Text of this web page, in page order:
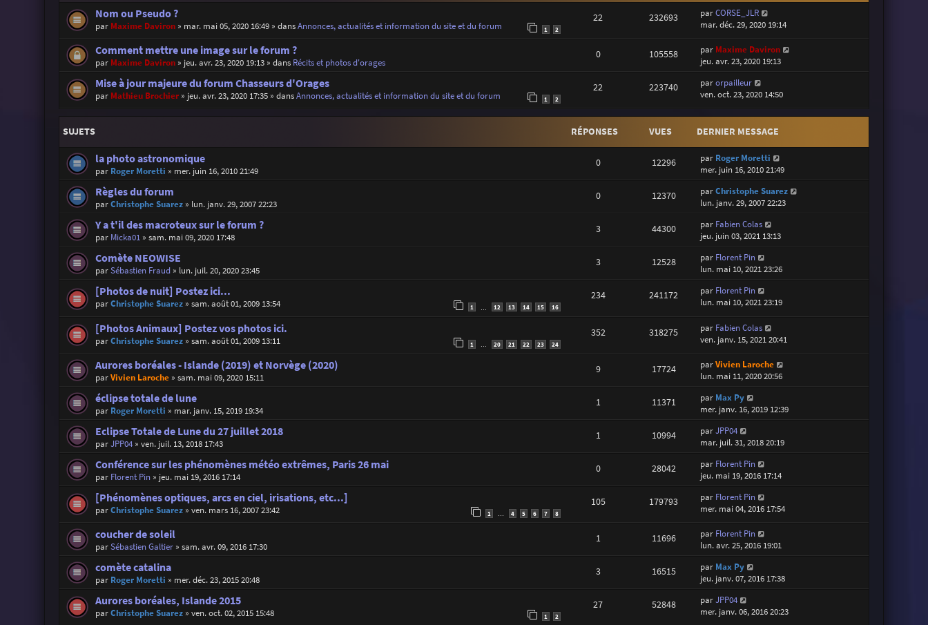
Nom ou Pseudo ?
par Maxime Daviron» mar. mai 05, 2020 16:49» dansAnnonces, actualités et information du site et du forum 1 2
22 232693 parCORSE_JLR
mar. déc. 29, 2020 19:14
Comment mettre une image sur le forum ?
par Maxime Daviron» jeu. avr. 23, 2020 19:13» dans Récits et photos d'orages
0 105558 par Maxime Daviron
jeu. avr. 23, 2020 19:13
Mise à jour majeure du forum Chasseurs d'Orages
par Mathieu Brochier» jeu. avr. 23, 2020 17:35» dansAnnonces, actualités et information du site et du forum 1 2
22 223740 parorpailleur
ven. oct. 23, 2020 14:50
SUJETS RÉPONSES VUES DERNIER MESSAGE
la photo astronomique
par Roger Moretti » mer. juin 16, 2010 21:49
0 12296 par Roger Moretti
mer. juin 16, 2010 21:49
Règles du forum
parChristophe Suarez» lun. janv. 29, 2007 22:23
0 12370 parChristophe Suarez
lun. janv. 29, 2007 22:23
Y a t'il des macroteux sur le forum ?
par Micka01» sam. mai 09, 2020 17:48
3 44300 par Fabien Colas
jeu. juin 03, 2021 13:13
Comète NEOWISE
parSébastien Fraud» lun. juil. 20, 2020 23:45
3 12528 par Florent Pin
lun. mai 10, 2021 23:26
[Photos de nuit] Postez ici...
parChristophe Suarez» sam. août 01, 2009 13:54 1 12 13 14 15 16
234 241172 par Florent Pin
lun. mai 10, 2021 23:19
[Photos Animaux] Postez vos photos ici.
parChristophe Suarez» sam. août 01, 2009 13:11 1 20 21 22 23 24
352 318275 par Fabien Colas
ven. janv. 15, 2021 20:41
Aurores boréales - Islande (2019) et Norvège (2020)
parVivien Laroche» sam. mai 09, 2020 15:11
9 17724 parVivien Laroche
lun. mai 11, 2020 20:56
éclipse totale de lune
par Roger Moretti » mar. janv. 15, 2019 19:34
1 11371 par Max Py
mer. janv. 16, 2019 12:39
Eclipse Totale de Lune du 27 juillet 2018
parJPP04» ven. juil. 13, 2018 17:43
1 10994 parJPP04
mar. juil. 31, 2018 20:19
Conférence sur les phénomènes météo extrêmes, Paris 26 mai
par Florent Pin» jeu. mai 19, 2016 17:14
0 28042 par Florent Pin
jeu. mai 19, 2016 17:14
[Phénomènes optiques, arcs en ciel, irisations, etc...]
parChristophe Suarez» ven. mars 16, 2007 23:42 1 4 5 6 7 8
105 179793 par Florent Pin
mer. mai 04, 2016 17:54
coucher de soleil
parSébastien Galtier» sam. avr. 09, 2016 17:30
1 11696 par Florent Pin
lun. avr. 25, 2016 19:01
comète catalina
par Roger Moretti » mer. déc. 23, 2015 20:48
3 16515 par Max Py
jeu. janv. 07, 2016 17:38
Aurores boréales, Islande 2015
parChristophe Suarez» ven. oct. 02, 2015 15:48 1 2
27 52848 parJPP04
mer. janv. 06, 2016 20:23